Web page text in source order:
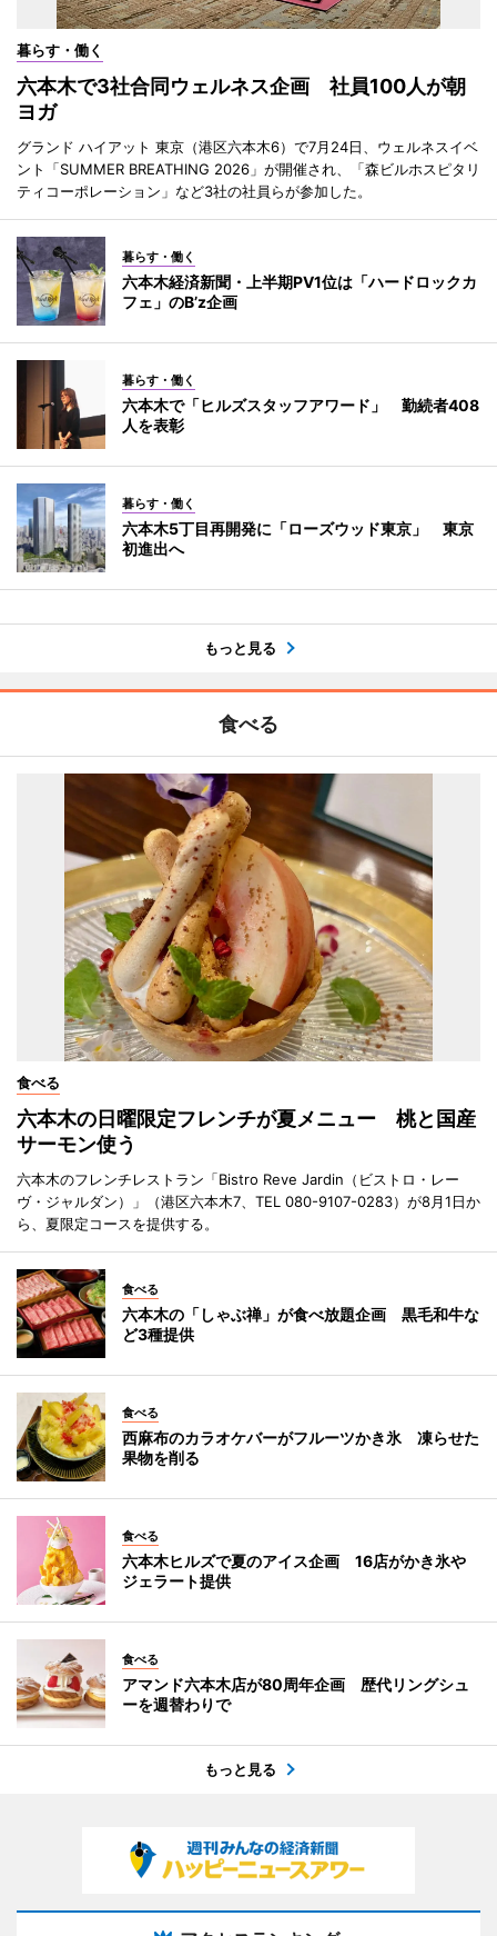
暮らす・働く
六本木で3社合同ウェルネス企画 社員100人が朝
ヨガ
グランド ハイアット 東京（港区六本木6）で7月24日、ウェルネスイベ
ント「SUMMER BREATHING 2026」が開催され、「森ビルホスピタリ
ティコーポレーション」など3社の社員らが参加した。
暮らす・働く
六本木経済新聞・上半期PV1位は「ハードロックカ
フェ」のB’z企画
暮らす・働く
六本木で「ヒルズスタッフアワード」 勤続者408
人を表彰
暮らす・働く
六本木5丁目再開発に「ローズウッド東京」 東京
初進出へ
もっと見る
食べる
食べる
六本木の日曜限定フレンチが夏メニュー 桃と国産
サーモン使う
六本木のフレンチレストラン「Bistro Reve Jardin（ビストロ・レー
ヴ・ジャルダン）」（港区六本木7、TEL 080-9107-0283）が8月1日か
ら、夏限定コースを提供する。
食べる
六本木の「しゃぶ禅」が食べ放題企画 黒毛和牛な
ど3種提供
食べる
西麻布のカラオケバーがフルーツかき氷 凍らせた
果物を削る
食べる
六本木ヒルズで夏のアイス企画 16店がかき氷や
ジェラート提供
食べる
アマンド六本木店が80周年企画 歴代リングシュ
ーを週替わりで
もっと見る